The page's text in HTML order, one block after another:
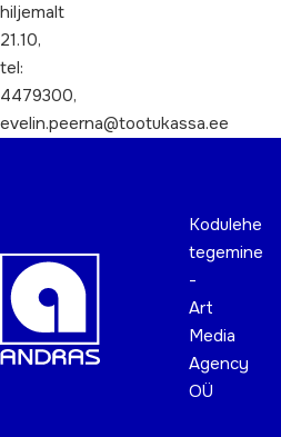
hiljemalt
21.10,
tel:
4479300,
evelin.peerna@tootukassa.ee
Kodulehe
tegemine
-
Art
Media
Agency
OÜ